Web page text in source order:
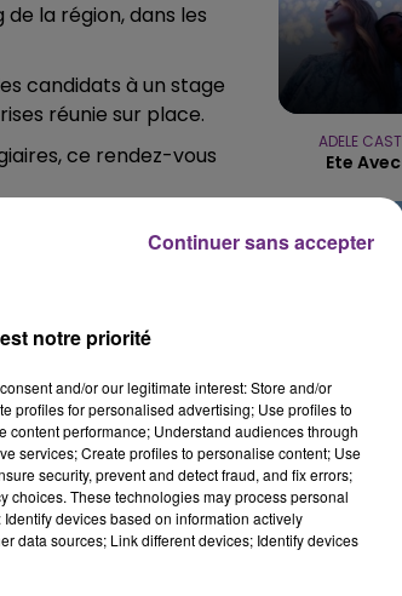
FM
la région, dans les
candidats à un stage
réunie sur place.
ce rendez-vous
ADELE
Ete
11h22
11h22
ALEX
A
notre priorité
and/or our legitimate interest: Store and/or
profiles for personalised advertising; Use profiles to
performance; Understand audiences through
services; Create profiles to personalise content; Use
security, prevent and detect fraud, and fix errors;
choices. These technologies may process personal
devices based on information actively
data sources; Link different devices; Identify devices
Continuer sans accepter